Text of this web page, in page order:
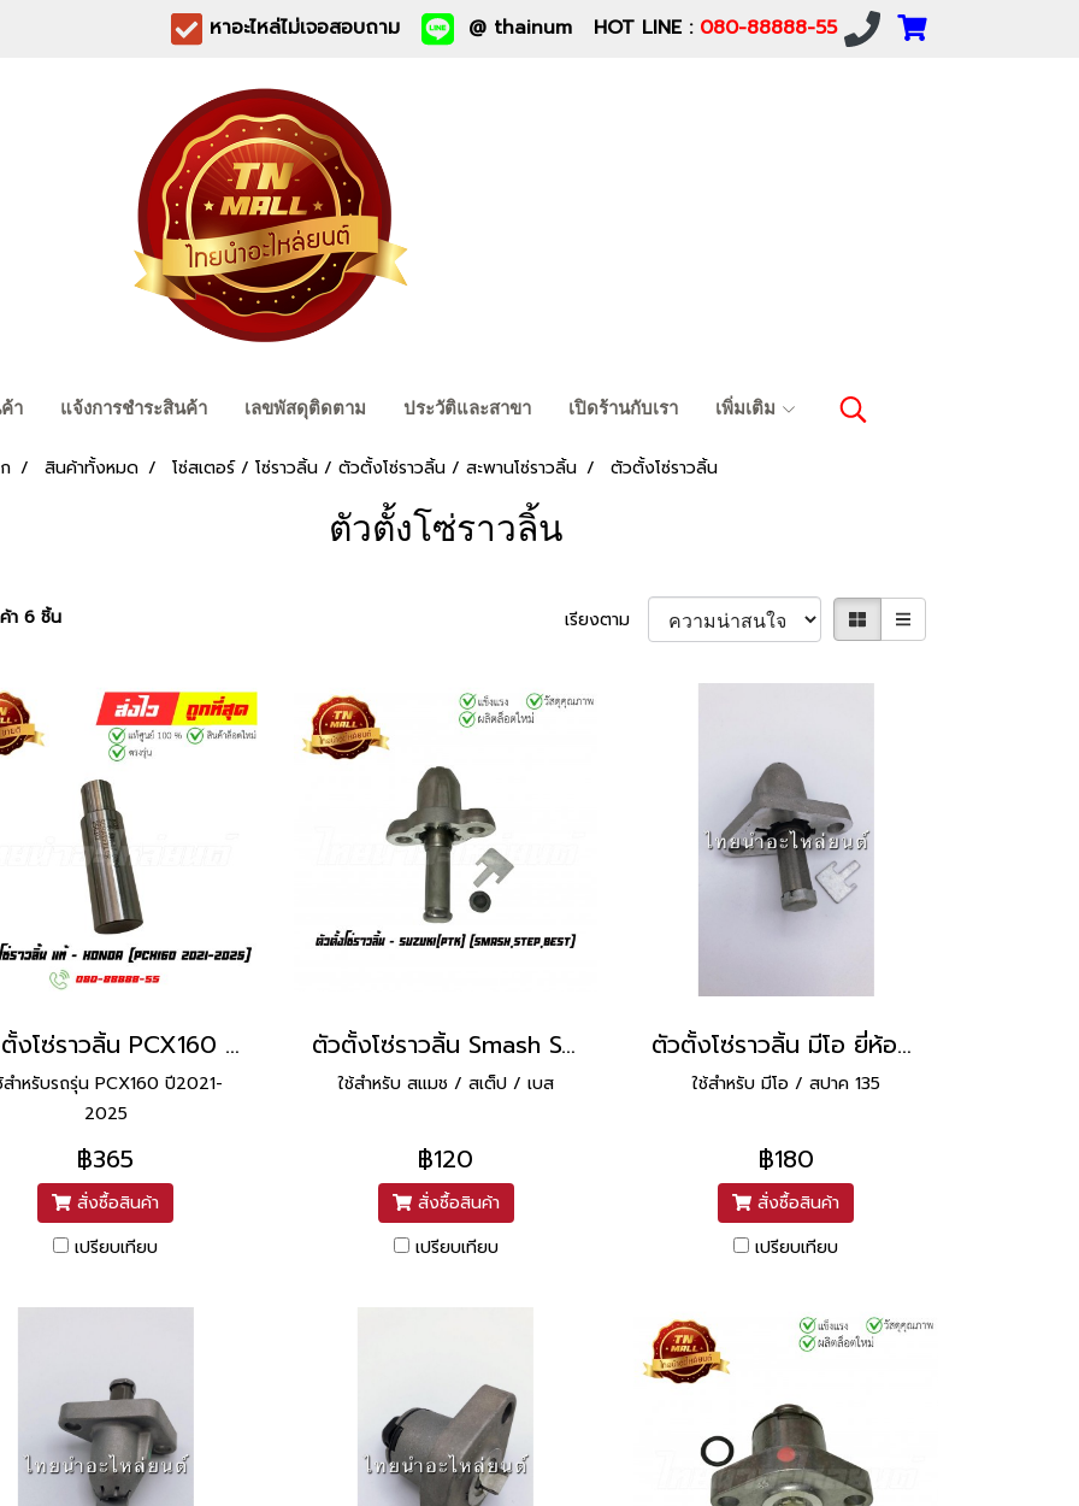
หาอะไหล่ไม่เจอสอบถาม @ thainum HOT LINE : 080-88888-55
า แจ้งการชำระสินค้า เลขพัสดุติดตาม ประวัติและสาขา เปิดร้านกับเรา เพิ่มเติม
สินค้าทั้งหมด โซ่สเตอร์ / โซ่ราวลิ้น / ตัวตั้งโซ่ราวลิ้น / สะพานโซ่ราวลิ้น ตัวตั้งโซ่ราวลิ้น
ตัวตั้งโซ่ราวลิ้น
า 6 ชิ้น เรียงตาม
ตัวตั้งโซ่ราวลิ้น PCX160 ปี2021-2025 แท้ศูนย์ ยี่ห้อ Honda (14520-K0R-V01) By ไทยนำอะไหล่ยนต์
สำหรับรถรุ่น PCX160 ปี2021-
2025
฿365
สั่งซื้อสินค้า
เปรียบเทียบ
ตัวตั้งโซ่ราวลิ้น Smash Step Best ยีห้อ Suzuki
ใช้สำหรับ สแมช / สเต็ป / เบส
฿120
สั่งซื้อสินค้า
เปรียบเทียบ
ตัวตั้งโซ่ราวลิ้น มีโอ ยี่ห้อ VS
ใช้สำหรับ มีโอ / สปาค 135
฿180
สั่งซื้อสินค้า
เปรียบเทียบ